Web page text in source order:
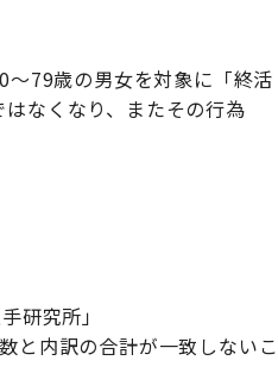
79歳の男女を対象に「終活
なくなり、またその行為
研究所」
と内訳の合計が一致しないこ